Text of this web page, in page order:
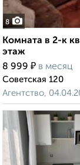
8
Комната в 2-к
этаж
8 999 ₽ в месяц
Советская 120
Агентство,